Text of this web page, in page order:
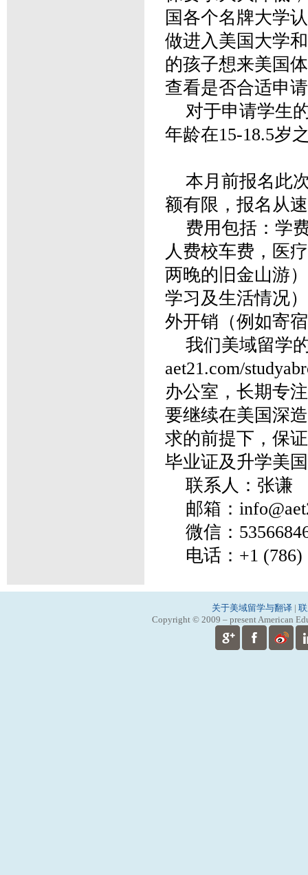
国各个名牌大学
做进入美国大学
的孩子想来美国
查看是否合适申
对于申请学生
年龄在15-18.5岁
本月前报名此
额有限，报名从
费用包括：学
人费校车费，医
两晚的旧金山游
学习及生活情况
外开销（例如寄
我们美域留学
aet21.com/
办公室，长期专
要继续在美国深
求的前提下，保
毕业证及升学美
联系人：张谦
邮箱：
微信：
电话：+1 (786)
关于美域留学与翻译 |
Copyright © 2009 – present American